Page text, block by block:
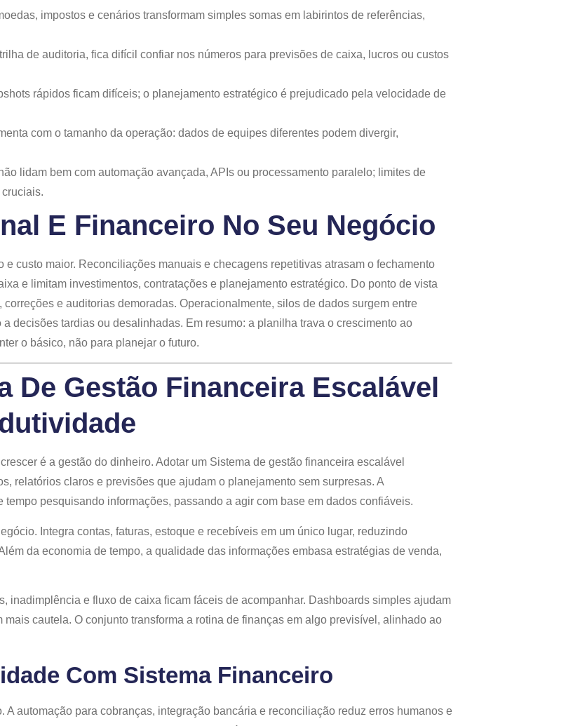
impostos e cenários transformam simples somas em labirintos de referências,
de auditoria, fica difícil confiar nos números para previsões de caixa, lucros ou custos
rápidos ficam difíceis; o planejamento estratégico é prejudicado pela velocidade de
com o tamanho da operação: dados de equipes diferentes podem divergir,
lidam bem com automação avançada, APIs ou processamento paralelo; limites de
E Financeiro No Seu Negócio
custo maior. Reconciliações manuais e checagens repetitivas atrasam o fechamento
e limitam investimentos, contratações e planejamento estratégico. Do ponto de vista
e auditorias demoradas. Operacionalmente, silos de dados surgem entre
decisões tardias ou desalinhadas. Em resumo: a planilha trava o crescimento ao
o básico, não para planejar o futuro.
De Gestão Financeira Escalável
é a gestão do dinheiro. Adotar um Sistema de gestão financeira escalável
relatórios claros e previsões que ajudam o planejamento sem surpresas. A
pesquisando informações, passando a agir com base em dados confiáveis.
Integra contas, faturas, estoque e recebíveis em um único lugar, reduzindo
da economia de tempo, a qualidade das informações embasa estratégias de venda,
inadimplência e fluxo de caixa ficam fáceis de acompanhar. Dashboards simples ajudam
cautela. O conjunto transforma a rotina de finanças em algo previsível, alinhado ao
Com Sistema Financeiro
A automação para cobranças, integração bancária e reconciliação reduz erros humanos e